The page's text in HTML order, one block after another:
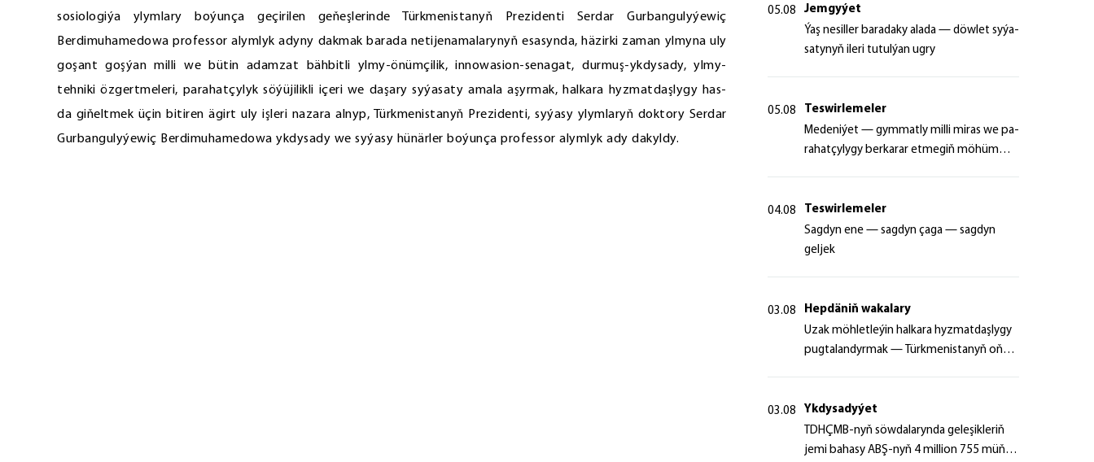
sosiologiýa ylymlary boýunça geçirilen geňeşlerinde Türkmenistanyň Prezidenti Serdar Gurbangulyýewiç
Berdimuhamedowa professor alymlyk adyny dakmak barada netijenamalarynyň esasynda, häzirki zaman ylmyna uly
goşant goşýan milli we bütin adamzat bähbitli ylmy-önümçilik, innowasion-senagat, durmuş-ykdysady, ylmy-
tehniki özgertmeleri, parahatçylyk söýüjilikli içeri we daşary syýasaty amala aşyrmak, halkara hyzmatdaşlygy has-
da giňeltmek üçin bitiren ägirt uly işleri nazara alnyp, Türkmenistanyň Prezidenti, syýasy ylymlaryň doktory Serdar
Gurbangulyýewiç Berdimuhamedowa ykdysady we syýasy hünärler boýunça professor alymlyk ady dakyldy.
05.08
Jemgyýet
Ýaş ne­sil­ler ba­ra­da­ky ala­da — döw­let sy­ýa­
sa­ty­nyň ile­ri tu­tul­ýan ug­ry
05.08
Teswirlemeler
Me­de­ni­ýet — gym­mat­ly milli mi­ras we pa­
ra­hat­çy­ly­gy ber­ka­rar et­me­giň mö­hüm
04.08
Teswirlemeler
Sagdyn ene — sagdyn çaga — sagdyn
geljek
03.08
Hepdäniň wakalary
Uzak möhletleýin halkara hyzmatdaşlygy
pugtalandyrmak — Türkmenistanyň oňyn
03.08
Ykdysadyýet
TDHÇMB-nyň söwdalarynda geleşikleriň
jemi bahasy ABŞ-nyň 4 million 755 müň